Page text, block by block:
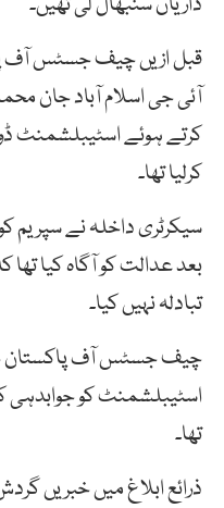
قبل ازیں چیف جسٹس آف
آئی جی اسلام آباد جان
کرتے ہوئے اسٹیبلشمنٹ
کرلیا تھا۔
سیکرٹری داخلہ نے
بعد عدالت کو آگاہ کیا تھا
تبادلہ نہیں کیا۔
چیف جسٹس آف پاکستان
اسٹیبلشمنٹ کو
تھا۔
ذرائع ابلاغ میں خبریں